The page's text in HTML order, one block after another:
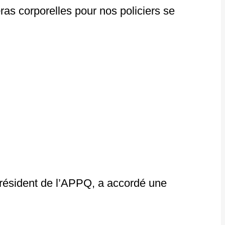
corporelles pour nos policiers se
de l’APPQ, a accordé une